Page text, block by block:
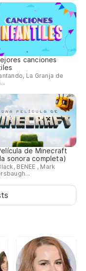
canciones
La Granja de
de Minecraft
sonora completa)
BENEE , Mark